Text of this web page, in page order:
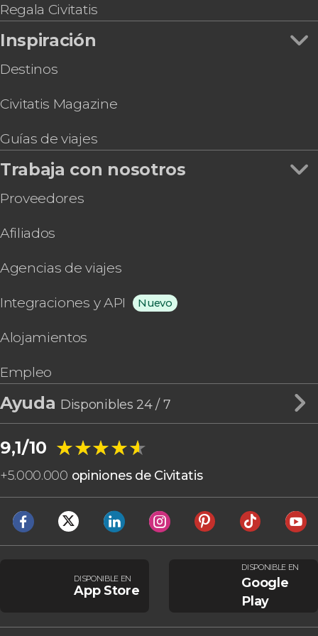
Regala Civitatis
Inspiración
Destinos
Civitatis Magazine
Guías de viajes
Trabaja con nosotros
Proveedores
Afiliados
Agencias de viajes
Integraciones y API Nuevo
Alojamientos
Empleo
Ayuda Disponibles 24 / 7
9,1/10 ★★★★★
★★★★★
+5.000.000 opiniones de Civitatis
DISPONIBLE EN
App Store
DISPONIBLE EN
Google
Play